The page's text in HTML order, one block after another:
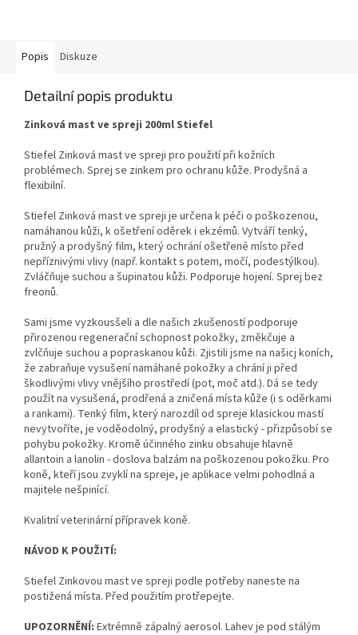
Popis Diskuze
Detailní popis produktu
Zinková mast ve spreji 200ml Stiefel
Stiefel Zinková mast ve spreji pro použití při kožních
problémech. Sprej se zinkem pro ochranu kůže. Prodyšná a
flexibilní.
Stiefel Zinková mast ve spreji je určena k péči o poškozenou,
namáhanou kůži, k ošetření oděrek i ekzémů. Vytváří tenký,
pružný a prodyšný film, který ochrání ošetřené místo před
nepříznivými vlivy (např. kontakt s potem, močí, podestýlkou).
Zvláčňuje suchou a šupinatou kůži. Podporuje hojení. Sprej bez
freonů.
Sami jsme vyzkousšeli a dle našich zkušeností podporuje
přirozenou regenerační schopnost pokožky, změkčuje a
zvlčňuje suchou a popraskanou kůži. Zjistili jsme na našicj koních,
že zabraňuje vysušení namáhané pokožky a chrání ji před
škodlivými vlivy vnějšího prostředí (pot, moč atd.). Dá se tedy
použít na vysušená, prodřená a zničená místa kůže (i s oděrkami
a rankami). Tenký film, který narozdíl od spreje klasickou mastí
nevytvoříte, je voděodolný, prodyšný a elastický - přizpůsobí se
pohybu pokožky. Kromě účinného zinku obsahuje hlavně
allantoin a lanolin - doslova balzám na poškozenou pokožku. Pro
koně, kteří jsou zvyklí na spreje, je aplikace velmi pohodlná a
majitele nešpinící.
Kvalitní veterinární přípravek koně.
NÁVOD K POUŽITÍ:
Stiefel Zinkovou mast ve spreji podle potřeby naneste na
postižená místa. Před použitím protřepejte.
UPOZORNĚNÍ: Extrémně zápalný aerosol. Lahev je pod stálým